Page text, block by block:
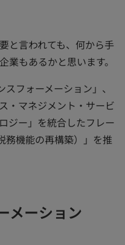
と言われても、何から手
業もあるかと思います。
フォーメーション」、
・マネジメント・サービ
ジー」を統合したフレー
務機能の再構築）」を推
メーション